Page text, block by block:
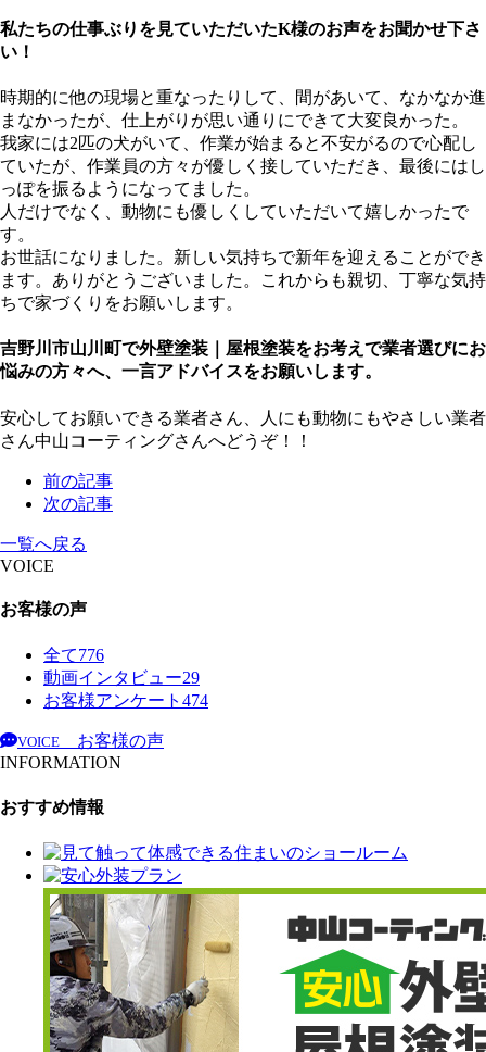
私たちの仕事ぶりを見ていただいたK様のお声をお聞かせ下さ
い！
時期的に他の現場と重なったりして、間があいて、なかなか進
まなかったが、仕上がりが思い通りにできて大変良かった。
我家には2匹の犬がいて、作業が始まると不安がるので心配し
ていたが、作業員の方々が優しく接していただき、最後にはし
っぽを振るようになってました。
人だけでなく、動物にも優しくしていただいて嬉しかったで
す。
お世話になりました。新しい気持ちで新年を迎えることができ
ます。ありがとうございました。これからも親切、丁寧な気持
ちで家づくりをお願いします。
吉野川市山川町で外壁塗装｜屋根塗装をお考えで業者選びにお
悩みの方々へ、一言アドバイスをお願いします。
安心してお願いできる業者さん、人にも動物にもやさしい業者
さん中山コーティングさんへどうぞ！！
前の記事
次の記事
一覧へ戻る
VOICE
お客様の声
全て776
動画インタビュー29
お客様アンケート 474
VOICE
お客様の声
INFORMATION
おすすめ情報